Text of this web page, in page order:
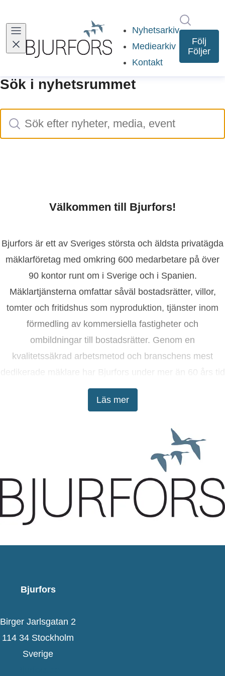
Nyhetsarkiv
Mediearkiv
Kontakt
Följ
Följer
Sök i nyhetsrummet
Sök
Välkommen till Bjurfors!
Läs mer
Bjurfors är ett av Sveriges största och äldsta privatägda
mäklarföretag med omkring 600 medarbetare på över
90 kontor runt om i Sverige och i Spanien.
Mäklartjänsterna omfattar såväl bostadsrätter, villor,
tomter och fritidshus som nyproduktion, tjänster inom
förmedling av kommersiella fastigheter och
ombildningar till bostadsrätter. Genom en
kvalitetssäkrad arbetsmetod och branschens mest
dedikerade mäklare har Bjurfors under mer än 60 års tid
tagit kunderna till lyckade bostadsaffärer.
Bjurfors
Birger Jarlsgatan 2
114 34 Stockholm
Sverige